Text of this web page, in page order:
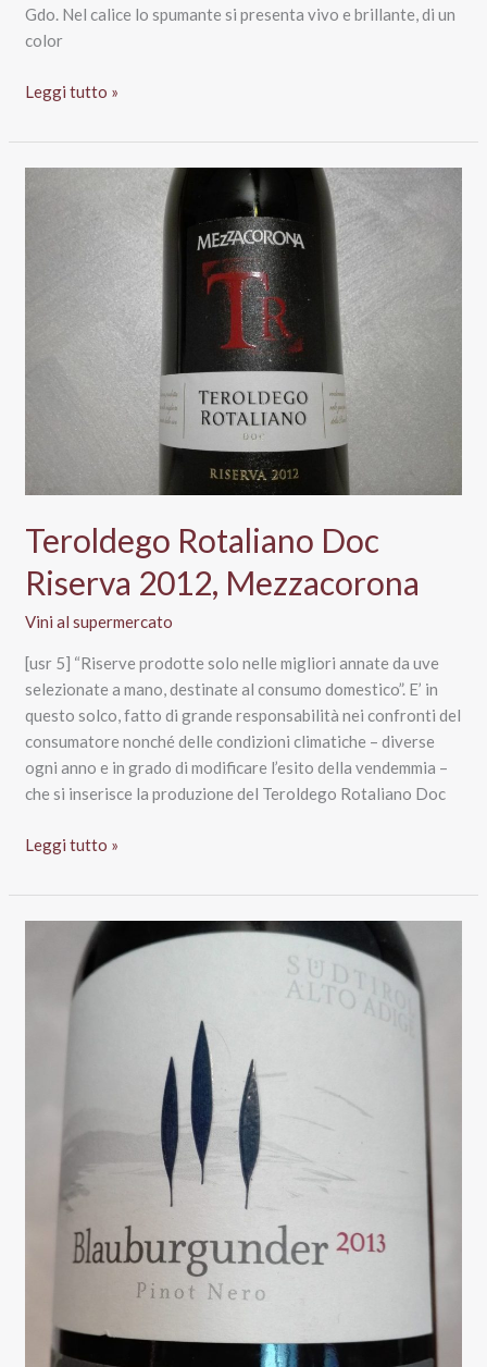
Gdo. Nel calice lo spumante si presenta vivo e brillante, di un
color
Trento
Brut
Le
Leggi tutto »
Teroldego Rotaliano Doc
Riserva 2012, Mezzacorona
Vini al supermercato
[usr 5] “Riserve prodotte solo nelle migliori annate da uve
selezionate a mano, destinate al consumo domestico”. E’ in
questo solco, fatto di grande responsabilità nei confronti del
consumatore nonché delle condizioni climatiche – diverse
ogni anno e in grado di modificare l’esito della vendemmia –
che si inserisce la produzione del Teroldego Rotaliano Doc
Teroldego
Doc
Riserva
Mezzacorona
Leggi tutto »